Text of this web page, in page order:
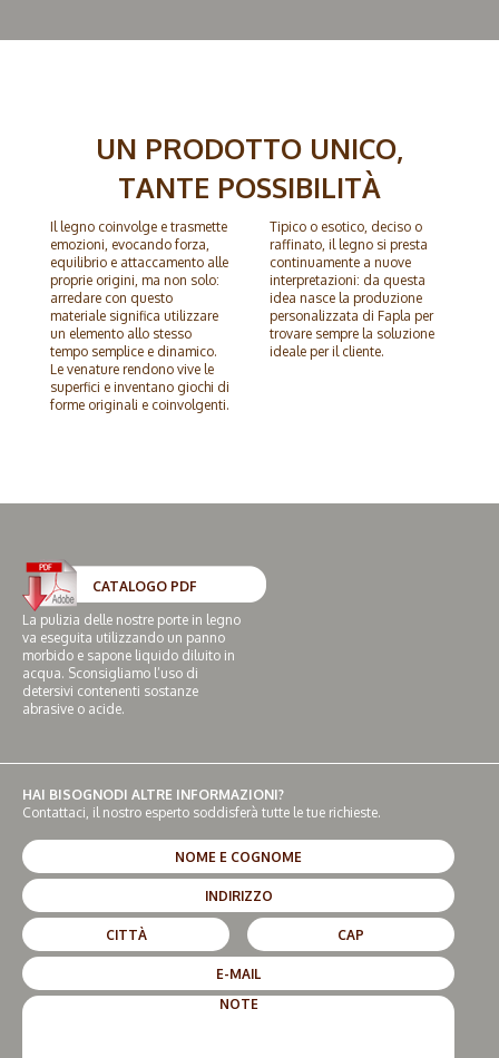
UN PRODOTTO UNICO,
TANTE POSSIBILITÀ
Il legno coinvolge e trasmette
emozioni, evocando forza,
equilibrio e attaccamento alle
proprie origini, ma non solo:
arredare con questo
materiale significa utilizzare
un elemento allo stesso
tempo semplice e dinamico.
Le venature rendono vive le
superfici e inventano giochi di
forme originali e coinvolgenti.
Tipico o esotico, deciso o
raffinato, il legno si presta
continuamente a nuove
interpretazioni: da questa
idea nasce la produzione
personalizzata di Fapla per
trovare sempre la soluzione
ideale per il cliente.
CATALOGO PDF
La pulizia delle nostre porte in legno
va eseguita utilizzando un panno
morbido e sapone liquido diluito in
acqua. Sconsigliamo l’uso di
detersivi contenenti sostanze
abrasive o acide.
HAI BISOGNODI ALTRE INFORMAZIONI?
Contattaci, il nostro esperto soddisferà tutte le tue richieste.